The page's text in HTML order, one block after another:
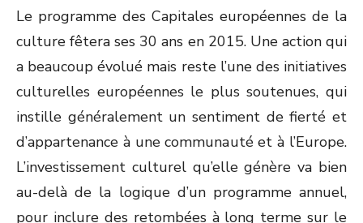
Le programme des Capitales européennes de la
culture fêtera ses 30 ans en 2015. Une action qui
a beaucoup évolué mais reste l’une des initiatives
culturelles européennes le plus soutenues, qui
instille généralement un sentiment de fierté et
d’appartenance à une communauté et à l’Europe.
L’investissement culturel qu’elle génère va bien
au-delà de la logique d’un programme annuel,
pour inclure des retombées à long terme sur le